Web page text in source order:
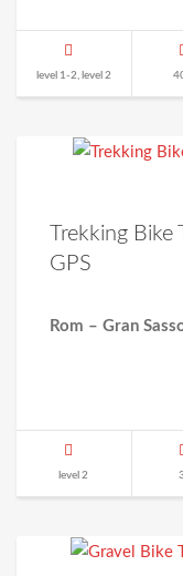
level 1-2, level 2
Trekking
GPS
Rom – Gran
level 2